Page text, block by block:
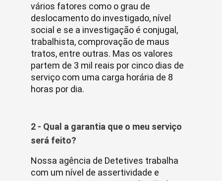
vários fatores como o grau de
deslocamento do investigado, nível
social e se a investigação é conjugal,
trabalhista, comprovação de maus
tratos, entre outras. Mas os valores
partem de 3 mil reais por cinco dias de
serviço com uma carga horária de 8
horas por dia.
2 - Qual a garantia que o meu serviço
será feito?
Nossa agência de Detetives trabalha
com um nível de assertividade e